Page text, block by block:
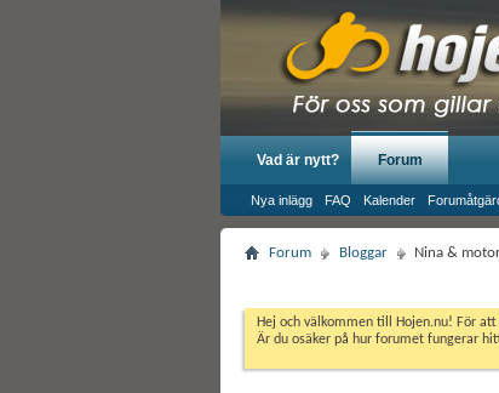
Vad är nytt? Forum
Nya inlägg FAQ Kalender
Forum Bloggar Nina &
Hej och välkommen till Hojen.nu! För
Är du osäker på hur forumet fungerar